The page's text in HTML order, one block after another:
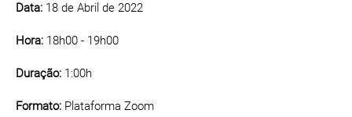
Data: 18 de Abril de 2022
Hora: 18h00 - 19h00
Duração: 1:00h
Formato: Plataforma Zoom